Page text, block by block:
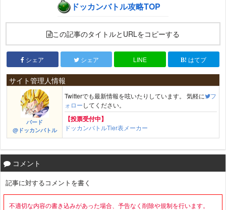
ドッカンバトル攻略TOP
この記事のタイトルとURLをコピーする
シェア シェア LINE はてブ
サイト管理人情報
バード
@ドッカンバトル
Twitterでも最新情報を呟いたりしています。 気軽に
フ
ォローしてください。
【投票受付中】
ドッカンバトルTier表メーカー
コメント
記事に対するコメントを書く
不適切な内容の書き込みがあった場合、予告なく削除や規制を行います。